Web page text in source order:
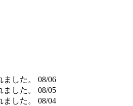
した。
08/06
した。
08/05
した。
08/04